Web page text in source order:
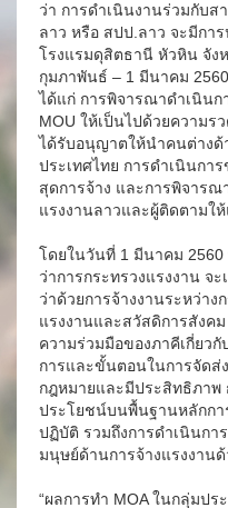
ว่า การดำเนินงานร่วมกับ
ลาว หรือ สปป.ลาว จะมีกา
โรงแรมดุสิตธานี หัวหิน จัง
กุมภาพันธ์ – 1 มีนาคม
ได้แก่ การพิจารณาดำเนินก
MOU ให้เป็นไปด้วยความร
ได้รับอนุญาตให้นำคนต่างด้
ประเทศไทย การดำเนินกา
สุดการจ้าง และการพิจาร
แรงงานลาวและผู้ติดตามให้
โดยในวันที่ 1 มีนาคม
ว่าการกระทรวงแรงงาน จ
ว่าด้วยการจ้างงานระหว่าง
แรงงานและสวัสดิการสังค
ความร่วมมือของภาคีเกี่ยว
การและขั้นตอนในการจัดส่
กฎหมายและมีประสิทธิภาพ
ประโยชน์บนพื้นฐานหลักกา
ปฏิบัติ รวมถึงการดำเนินกา
มนุษย์ด้านการจ้างแรงงานด้
“ผลการทำ MOA ในกลุ่มปร